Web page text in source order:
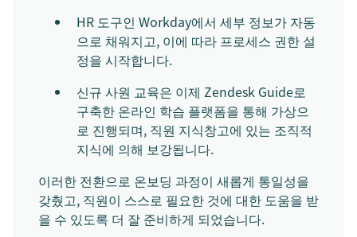
HR 도구인 Workday에서 세부 정보가 자동
으로 채워지고, 이에 따라 프로세스 권한 설
정을 시작합니다.
신규 사원 교육은 이제 Zendesk Guide로
구축한 온라인 학습 플랫폼을 통해 가상으
로 진행되며, 직원 지식창고에 있는 조직적
지식에 의해 보강됩니다.
이러한 전환으로 온보딩 과정이 새롭게 통일성을
갖췄고, 직원이 스스로 필요한 것에 대한 도움을 받
을 수 있도록 더 잘 준비하게 되었습니다.